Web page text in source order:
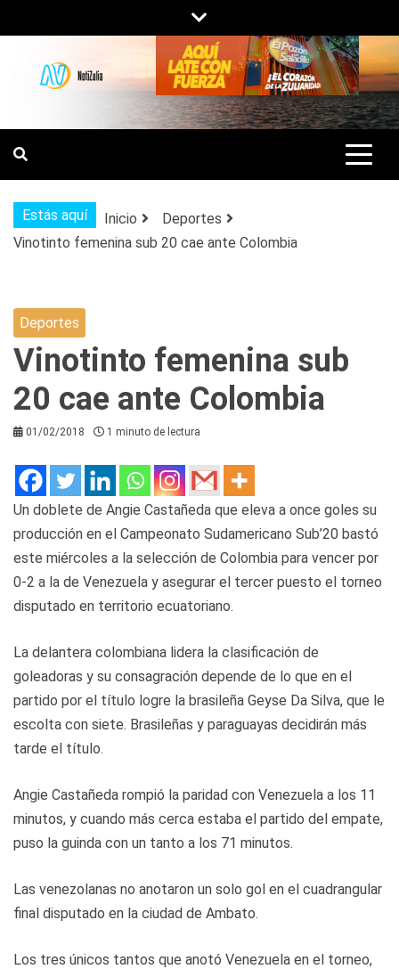
al
contenido
NOTIZULIA
NOTICIAS DEL ZULIA, VENEZUELA Y
DE INTERÉS GENERAL.
Estás aquí Inicio
Deportes
Vinotinto femenina sub 20 cae ante Colombia
Deportes
Vinotinto femenina sub
20 cae ante Colombia
01/02/2018 1 minuto de lectura
Un doblete de Angie Castañeda que eleva a once goles su
producción en el Campeonato Sudamericano Sub’20 bastó
este miércoles a la selección de Colombia para vencer por
0-2 a la de Venezuela y asegurar el tercer puesto el torneo
disputado en territorio ecuatoriano.
La delantera colombiana lidera la clasificación de
goleadoras y su consagración depende de lo que en el
partido por el título logre la brasileña Geyse Da Silva, que le
escolta con siete. Brasileñas y paraguayas decidirán más
tarde el título.
Angie Castañeda rompió la paridad con Venezuela a los 11
minutos, y cuando más cerca estaba el partido del empate,
puso la guinda con un tanto a los 71 minutos.
Las venezolanas no anotaron un solo gol en el cuadrangular
final disputado en la ciudad de Ambato.
Los tres únicos tantos que anotó Venezuela en el torneo,